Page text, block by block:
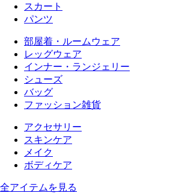
スカート
パンツ
部屋着・ルームウェア
レッグウェア
インナー・ランジェリー
シューズ
バッグ
ファッション雑貨
アクセサリー
スキンケア
メイク
ボディケア
全アイテムを見る